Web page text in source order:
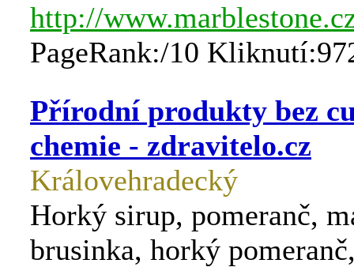
http://
PageRank:/10
Přírodní produkty bez
chemie - zdravitelo.cz
Královehradecký
Horký sirup, pomeranč,
brusinka, horký